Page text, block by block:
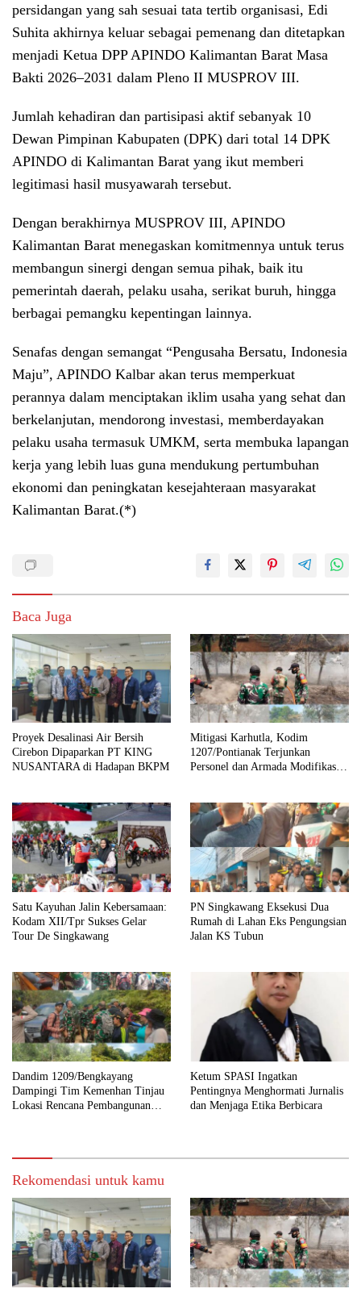
persidangan yang sah sesuai tata tertib organisasi, Edi
Suhita akhirnya keluar sebagai pemenang dan ditetapkan
menjadi Ketua DPP APINDO Kalimantan Barat Masa
Bakti 2026–2031 dalam Pleno II MUSPROV III.
Jumlah kehadiran dan partisipasi aktif sebanyak 10
Dewan Pimpinan Kabupaten (DPK) dari total 14 DPK
APINDO di Kalimantan Barat yang ikut memberi
legitimasi hasil musyawarah tersebut.
Dengan berakhirnya MUSPROV III, APINDO
Kalimantan Barat menegaskan komitmennya untuk terus
membangun sinergi dengan semua pihak, baik itu
pemerintah daerah, pelaku usaha, serikat buruh, hingga
berbagai pemangku kepentingan lainnya.
Senafas dengan semangat “Pengusaha Bersatu, Indonesia
Maju”, APINDO Kalbar akan terus memperkuat
perannya dalam menciptakan iklim usaha yang sehat dan
berkelanjutan, mendorong investasi, memberdayakan
pelaku usaha termasuk UMKM, serta membuka lapangan
kerja yang lebih luas guna mendukung pertumbuhan
ekonomi dan peningkatan kesejahteraan masyarakat
Kalimantan Barat.(*)
Baca Juga
Proyek Desalinasi Air Bersih
Cirebon Dipaparkan PT KING
NUSANTARA di Hadapan BKPM
Mitigasi Karhutla, Kodim
1207/Pontianak Terjunkan
Personel dan Armada Modifikasi
Satu Kayuhan Jalin Kebersamaan:
Kodam XII/Tpr Sukses Gelar
Tour De Singkawang
PN Singkawang Eksekusi Dua
Rumah di Lahan Eks Pengungsian
Jalan KS Tubun
Dandim 1209/Bengkayang
Dampingi Tim Kemenhan Tinjau
Lokasi Rencana Pembangunan
Ketum SPASI Ingatkan
Pentingnya Menghormati Jurnalis
dan Menjaga Etika Berbicara
Rekomendasi untuk kamu